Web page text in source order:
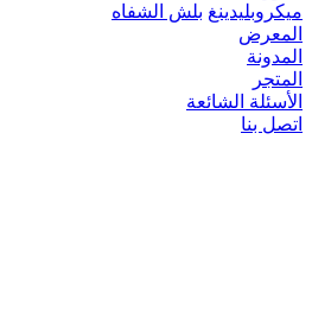
ميكروبلیدينغ بلش الشفاه
المعرض
المدونة
المتجر
الأسئلة الشائعة
اتصل بنا